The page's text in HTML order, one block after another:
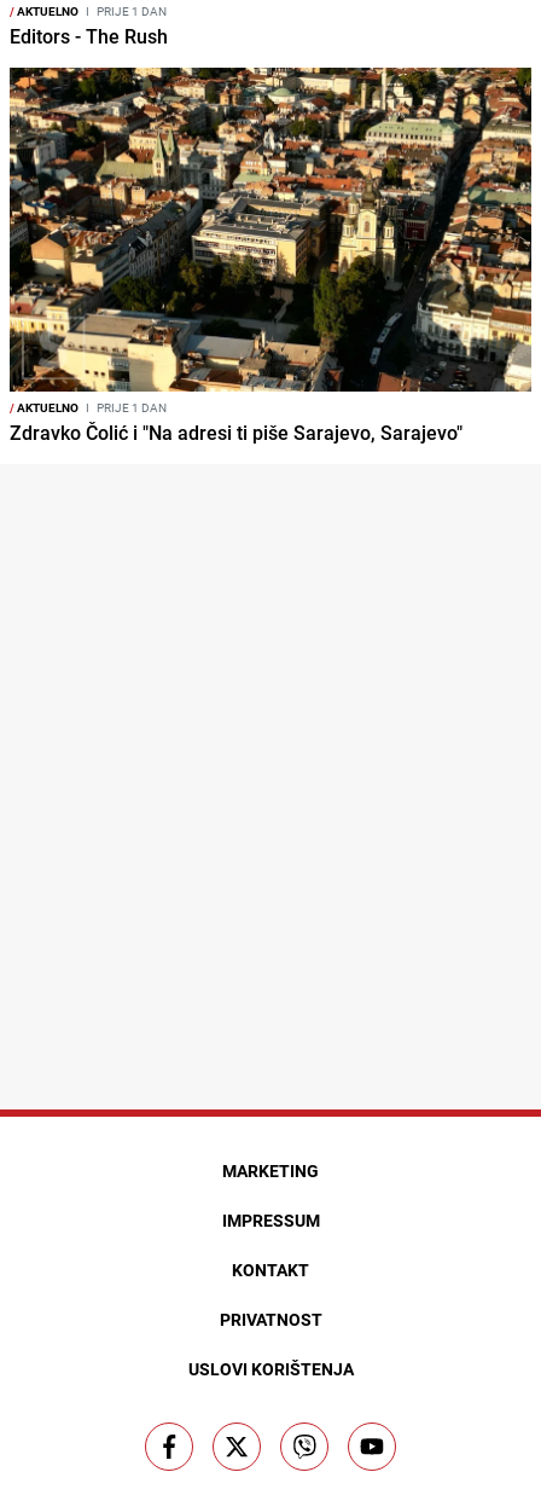
/AKTUELNO I PRIJE 1 DAN
Editors - The Rush
/AKTUELNO I PRIJE 1 DAN
Zdravko Čolić i "Na adresi ti piše Sarajevo, Sarajevo"
MARKETING
IMPRESSUM
KONTAKT
PRIVATNOST
USLOVI KORIŠTENJA